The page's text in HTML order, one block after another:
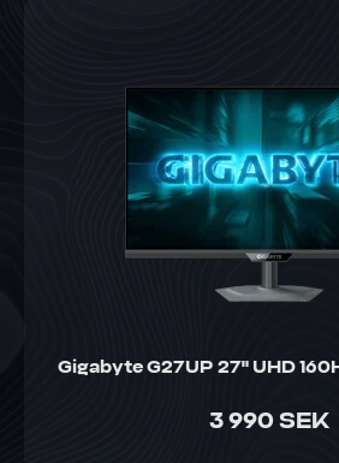
Gigabyte G27UP 27" UHD
3 990 SEK